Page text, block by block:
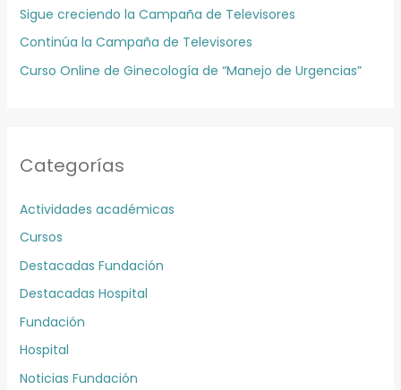
r
:
Sigue creciendo la Campaña de Televisores
Continúa la Campaña de Televisores
Curso Online de Ginecología de “Manejo de Urgencias”
Categorías
Actividades académicas
Cursos
Destacadas Fundación
Destacadas Hospital
Fundación
Hospital
Noticias Fundación